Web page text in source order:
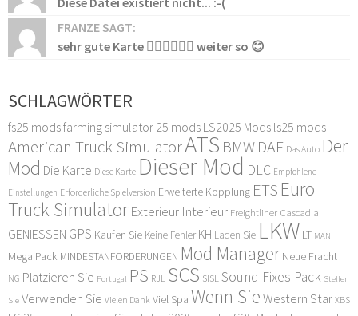
FRANZE SAGT:
sehr gute Karte 👍🏻👍🏻👍🏻 weiter so 😊
SCHLAGWÖRTER
fs25 modsfarming simulator 25 mods LS2025 Mods ls25 mods
American Truck SimulatorATS BMW DAF Das Auto Der
Mod Die Karte Diese Karte Dieser Mod DLC Empfohlene
Einstellungen Erforderliche Spielversion Erweiterte Kopplung ETS Euro
Truck Simulator Exterieur Interieur Freightliner Cascadia
GENIESSEN GPS Kaufen Sie Keine Fehler KH Laden Sie LKW LT MAN
Mega Pack MINDESTANFORDERUNGEN Mod Manager Neue Fracht
NG Platzieren Sie Portugal PS RJL SCS SISLSound Fixes Pack Stellen
Sie Verwenden Sie Vielen Dank Viel Spa Wenn Sie Western Star XBS